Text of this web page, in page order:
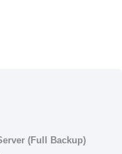
(Full Backup)